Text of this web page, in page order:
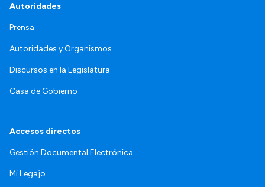
Autoridades
Prensa
Autoridades y Organismos
Discursos en la Legislatura
Casa de Gobierno
Accesos directos
Gestión Documental Electrónica
Mi Legajo